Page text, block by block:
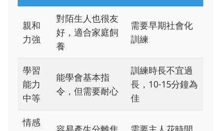
親和
力強
對陌生人也很友
好，適合家庭飼
養
需要早期社會化
訓練
學習
能力
中等
能學會基本指
令，但需要耐心
訓練時長不宜過
長，10-15分鐘為
佳
情感